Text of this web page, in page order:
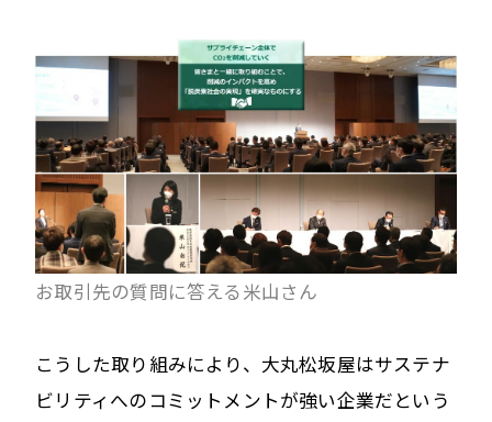
お取引先の質問に答える米山さん
こうした取り組みにより、大丸松坂屋はサステナ
ビリティへのコミットメントが強い企業だという